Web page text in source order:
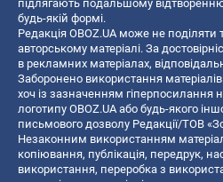
підлягають подальшому
будь-якій формі.
Редакція OBOZ.UA може не поділяти
авторському матеріалі. За
в рекламних матеріалах,
Заборонено використання
хоч із зазначенням гіперпосилання
логотипу OBOZ.UA або будь-якого
письмового дозволу Редакції/ТОВ
Незаконним використанням
копiювання, публiкацiя, передрук,
використання, переробка з